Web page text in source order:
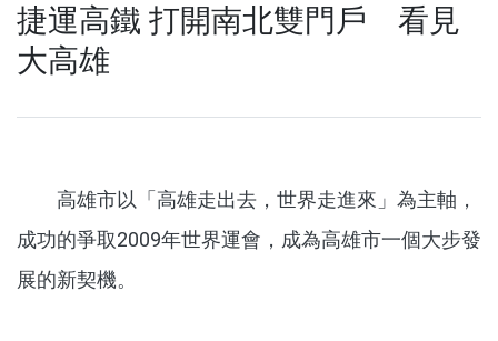
捷運高鐵 打開南北雙門戶 看見
大高雄
高雄市以「高雄走出去，世界走進來」為主軸，
成功的爭取2009年世界運會，成為高雄市一個大步發
展的新契機。